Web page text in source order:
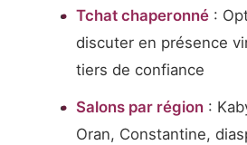
Tchat chaperonné:
discuter en présence
tiers de confiance
Salons par région:
Oran, Constantine,